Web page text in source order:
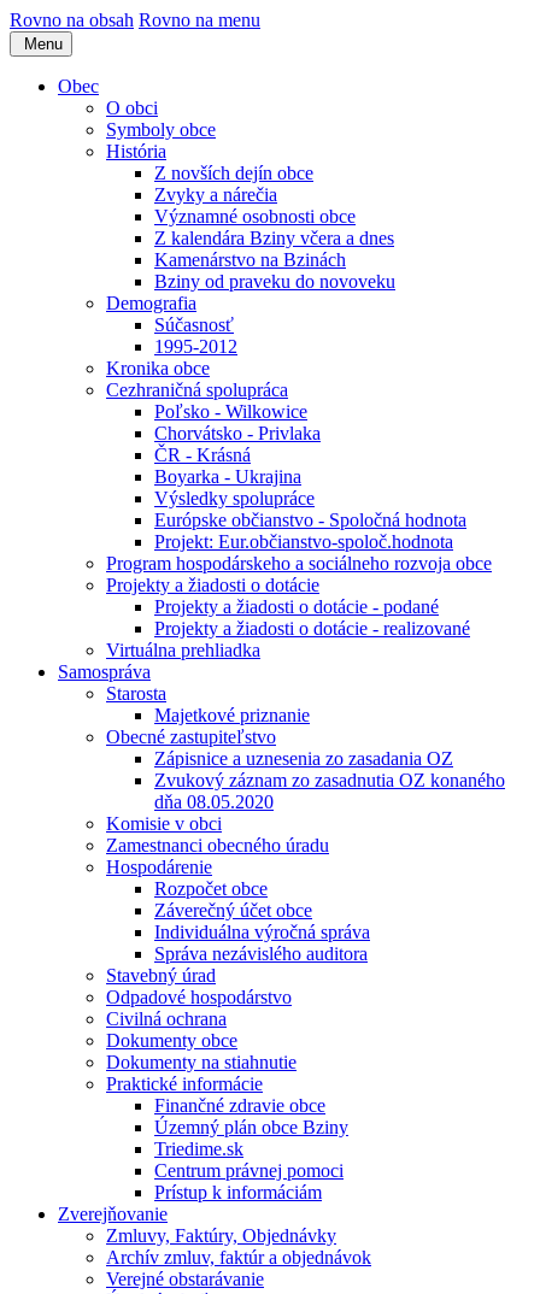
Rovno na obsah Rovno na menu
Menu
Obec
O obci
Symboly obce
História
Z novších dejín obce
Zvyky a nárečia
Významné osobnosti obce
Z kalendára Bziny včera a dnes
Kamenárstvo na Bzinách
Bziny od praveku do novoveku
Demografia
Súčasnosť
1995-2012
Kronika obce
Cezhraničná spolupráca
Poľsko - Wilkowice
Chorvátsko - Privlaka
ČR - Krásná
Boyarka - Ukrajina
Výsledky spolupráce
Európske občianstvo - Spoločná hodnota
Projekt: Eur.občianstvo-spoloč.hodnota
Program hospodárskeho a sociálneho rozvoja obce
Projekty a žiadosti o dotácie
Projekty a žiadosti o dotácie - podané
Projekty a žiadosti o dotácie - realizované
Virtuálna prehliadka
Samospráva
Starosta
Majetkové priznanie
Obecné zastupiteľstvo
Zápisnice a uznesenia zo zasadania OZ
Zvukový záznam zo zasadnutia OZ konaného
dňa 08.05.2020
Komisie v obci
Zamestnanci obecného úradu
Hospodárenie
Rozpočet obce
Záverečný účet obce
Individuálna výročná správa
Správa nezávislého auditora
Stavebný úrad
Odpadové hospodárstvo
Civilná ochrana
Dokumenty obce
Dokumenty na stiahnutie
Praktické informácie
Finančné zdravie obce
Územný plán obce Bziny
Triedime.sk
Centrum právnej pomoci
Prístup k informáciám
Zverejňovanie
Zmluvy, Faktúry, Objednávky
Archív zmluv, faktúr a objednávok
Verejné obstarávanie